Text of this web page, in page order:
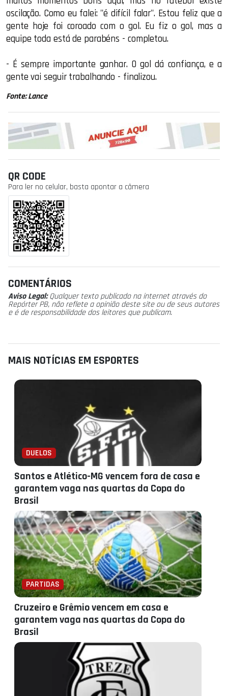
oscilação. Como eu falei: "é difícil falar". Estou feliz que a
gente hoje foi coroado com o gol. Eu fiz o gol, mas a
equipe toda está de parabéns - completou.
- É sempre importante ganhar. O gol dá confiança, e a
gente vai seguir trabalhando - finalizou.
Fonte: Lance
QR CODE
Para ler no celular, basta apontar a câmera
COMENTÁRIOS
Aviso Legal:Qualquer texto publicado na internet através do
Repórter PB, não reflete a opinião deste site ou de seus autores
e é de responsabilidade dos leitores que publicam.
MAIS NOTÍCIAS EM ESPORTES
DUELOS
Santos e Atlético-MG vencem fora de casa e
garantem vaga nas quartas da Copa do
Brasil
PARTIDAS
Cruzeiro e Grêmio vencem em casa e
garantem vaga nas quartas da Copa do
Brasil